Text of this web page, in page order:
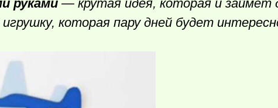
руками — крутая идея, которая и займет
которая пару дней будет